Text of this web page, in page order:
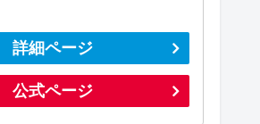
詳細ページ
公式ページ